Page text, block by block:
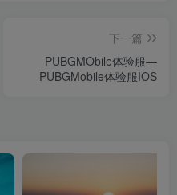
下一篇
PUBGMObile体验服—
PUBGMobile体验服IOS